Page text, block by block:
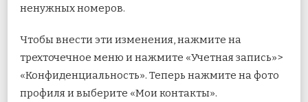
ненужных номеров.
Чтобы внести эти изменения, нажмите на
трехточечное меню и нажмите «Учетная запись»>
«Конфиденциальность». Теперь нажмите на фото
профиля и выберите «Мои контакты».